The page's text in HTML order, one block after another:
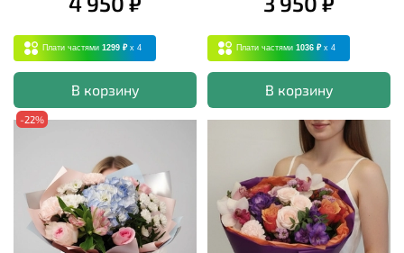
Плати частями 1299 ₽ x 4
В корзину
Плати частями 1036 ₽ x 4
В корзину
-22%